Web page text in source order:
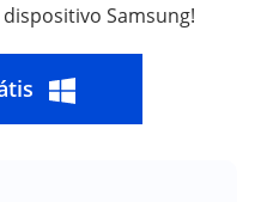
Samsung!